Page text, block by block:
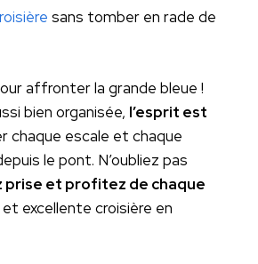
sans tomber en rade de
affronter la grande bleue !
bien organisée, l’esprit est
chaque escale et chaque
le pont. N’oubliez pas
prise et profitez de chaque
excellente croisière en